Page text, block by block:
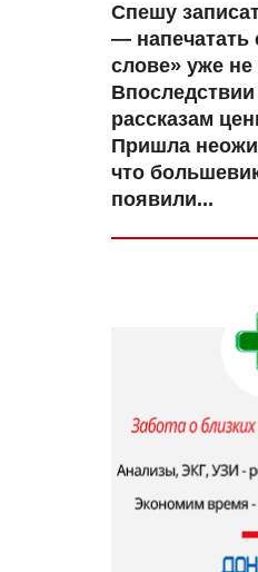
Спешу
—
слове» уже не
Впоследствии
рассказам
Пришла
что
появили...